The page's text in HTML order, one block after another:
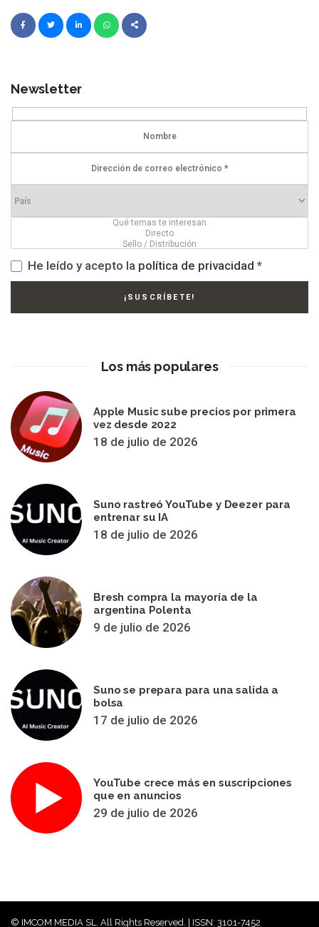
Newsletter
He leído y acepto la política de privacidad *
Los más populares
Apple Music sube precios por primera
vez desde 2022
18 de julio de 2026
Suno rastreó YouTube y Deezer para
entrenar su IA
18 de julio de 2026
Bresh compra la mayoría de la
argentina Polenta
9 de julio de 2026
Suno se prepara para una salida a
bolsa
17 de julio de 2026
YouTube crece más en suscripciones
que en anuncios
29 de julio de 2026
© IMCOM MEDIA SL. All Rights Reserved. | ISSN: 3101-7452